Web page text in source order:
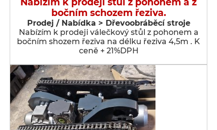
bočním schozem řeziva.
Prodej / Nabídka > Dřevoobráběcí stroje
Nabízím k prodeji válečkový stůl z pohonem a
bočním shozem řeziva na délku řeziva 4,5m . K
ceně + 21%DPH